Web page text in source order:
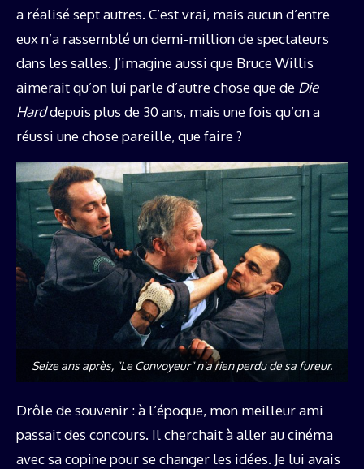
a réalisé sept autres. C’est vrai, mais aucun d’entre
eux n’a rassemblé un demi-million de spectateurs
dans les salles. J’imagine aussi que Bruce Willis
aimerait qu’on lui parle d’autre chose que de Die
Harddepuis plus de 30 ans, mais une fois qu’on a
réussi une chose pareille, que faire ?
Seize ans après, "Le Convoyeur" n'a rien perdu de sa fureur.
Drôle de souvenir : à l’époque, mon meilleur ami
passait des concours. Il cherchait à aller au cinéma
avec sa copine pour se changer les idées. Je lui avais